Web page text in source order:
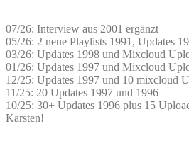
07/26: Interview aus 2001 ergänzt
05/26: 2 neue Playlists 1991, Updates
03/26: Updates 1998 und Mixcloud
01/26: Updates 1997 und Mixcloud
12/25: Updates 1997 und 10 mixcloud
11/25: 20 Updates 1997 und 1996
10/25: 30+ Updates 1996 plus 15
Karsten!